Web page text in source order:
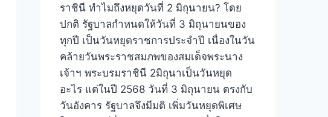
ราชินี ทำไมถึงหยุดวันที่ 2 มิถุนายน? โดย
ปกติ รัฐบาลกำหนดให้วันที่ 3 มิถุนายนของ
ทุกปี เป็นวันหยุดราชการประจำปี เนื่องในวัน
คล้ายวันพระราชสมภพของสมเด็จพระนาง
เจ้าฯ พระบรมราชินี 2มิถุนาเป็นวันหยุด
อะไร แต่ในปี 2568 วันที่ 3 มิถุนายน ตรงกับ
วันอังคาร รัฐบาลจึงมีมติ เพิ่มวันหยุดพิเศษ